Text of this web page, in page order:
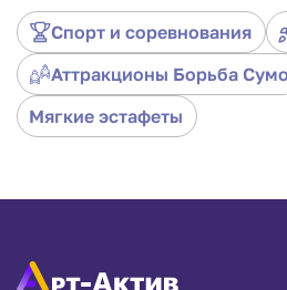
Идеальное командное
себе сумо и игру в
Хотите получить море
выбирайте аттракцион
Данный аттракцион —
корпоративных выездов,
Спорт и соревнования
Аттракционы Борьба Сумо
Мягкие эстафеты